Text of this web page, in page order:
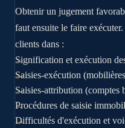
Obtenir un jugement
faut ensuite le faire
clients dans :
Signification et exécution
Saisies-exécution
Saisies-attribution (comptes
Procédures de saisie
Difficultés d'exécution et